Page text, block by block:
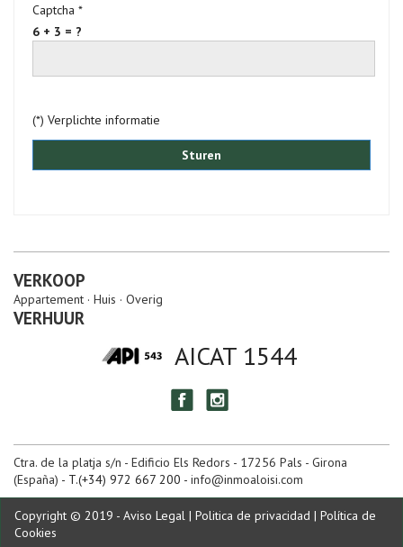
Captcha *
6 + 3 = ?
(*) Verplichte informatie
Sturen
VERKOOP
Appartement Huis Overig
VERHUUR
AICAT 1544
Ctra. de la platja s/n - Edificio Els Redors - 17256 Pals - Girona
(España) - T.(+34) 972 667 200 - info@inmoaloisi.com
Copyright © 2019 - Aviso Legal | Politica de privacidad | Política de
Cookies